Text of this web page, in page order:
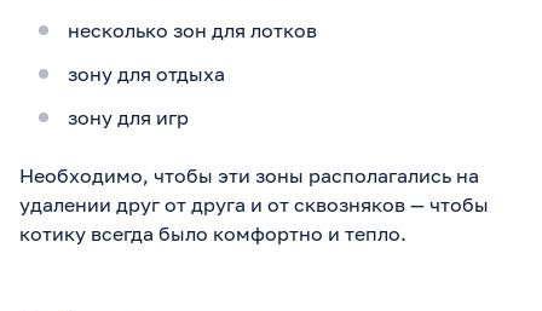
несколько зон для лотков
зону для отдыха
зону для игр
Необходимо, чтобы эти зоны располагались на
удалении друг от друга и от сквозняков — чтобы
котику всегда было комфортно и тепло.